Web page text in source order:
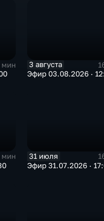
мин
3 августа
Эфир 03.08.2026 ·
мин
31 июля
Эфир 31.07.2026 ·